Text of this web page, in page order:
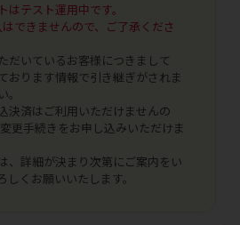
テスト運用中です。
できませんので、ご了承くださ
だいているお客様につきまして
おります情報で引き継ぎがされま
決済はご利用いただけませんの
更手続きをお申し込みいただけま
、詳細が決まり次第にご案内をい
くお願いいたします。